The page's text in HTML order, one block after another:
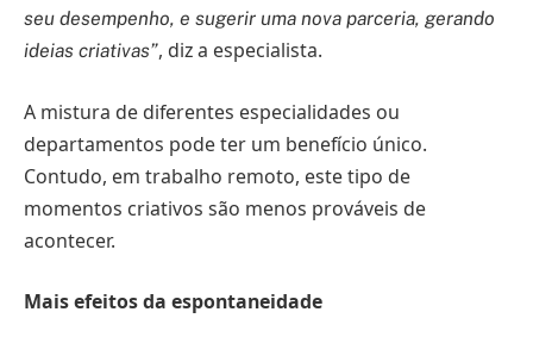
seu desempenho, e sugerir uma nova parceria, gerando
ideias criativas”, diz a especialista.
A mistura de diferentes especialidades ou
departamentos pode ter um benefício único.
Contudo, em trabalho remoto, este tipo de
momentos criativos são menos prováveis de
acontecer.
Mais efeitos da espontaneidade